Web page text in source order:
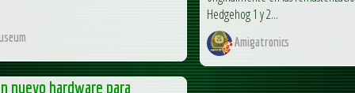
Hedgehog 1 y 2...
Amigatronics
nuevo hardware para